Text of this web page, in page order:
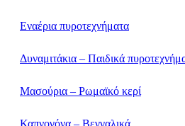
Εναέρια πυροτεχνήματα
Δυναμιτάκια – Παιδικά
Μασούρια – Ρωμαϊκό κερί
Καπνογόνα – Βεγγαλικά